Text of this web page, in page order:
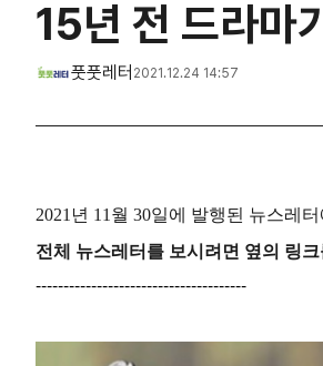
15년 전 드라마
풋풋레터 2021.12.24 14:57
2021년 11월 30일에 발행된 뉴스레
전체 뉴스레터를 보시려면 옆의 링
--------------------------------------